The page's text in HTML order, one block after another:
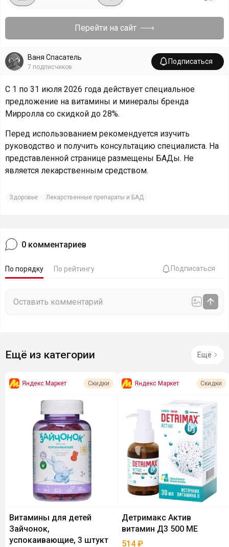
Перейти на сайт
Ваня Спасатель
7 подписчиков
Подписаться
С 1 по 31 июля 2026 года действует специальное
предложение на витамины и минералы бренда
Мирролла со скидкой до 28%.
Перед использованием рекомендуется изучить
руководство и получить консультацию специалиста. На
представленной странице размещены БАДы. Не
является лекарственным средством.
Здоровье Лекарственные препараты и БАД
0 комментариев
По порядку По рейтингу Подписаться
Ещё из категории Ещё
Яндекс Маркет Скидки
Витамины для детей
Зайчонок,
успокаивающие, 3 штукт
Яндекс Маркет Скидки
Детримакс Актив
витамин Д3 500 МЕ
514₽